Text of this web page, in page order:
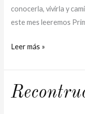
conocerla, vivirla y
este mes leeremos
Leer más »
Recontrucción